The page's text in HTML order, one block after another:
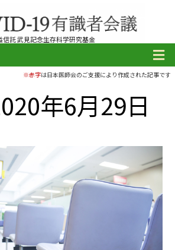
信託 武見記念生存科学研究基金
※赤字は日本医師会のご支援により作成された記事です
年6月29日